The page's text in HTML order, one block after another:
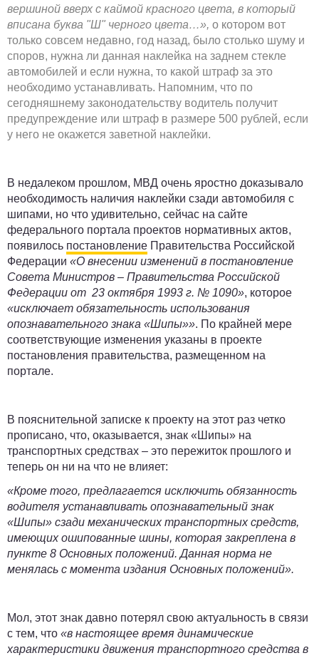
вершиной вверх с каймой красного цвета, в который
вписана буква "Ш" черного цвета…», о котором вот
только совсем недавно, год назад, было столько шуму и
споров, нужна ли данная наклейка на заднем стекле
автомобилей и если нужна, то какой штраф за это
необходимо устанавливать. Напомним, что по
сегодняшнему законодательству водитель получит
предупреждение или штраф в размере 500 рублей, если
у него не окажется заветной наклейки.
В недалеком прошлом, МВД очень яростно доказывало
необходимость наличия наклейки сзади автомобиля с
шипами, но что удивительно, сейчас на сайте
федерального портала проектов нормативных актов,
появилось постановление Правительства Российской
Федерации «О внесении изменений в постановление
Совета Министров – Правительства Российской
Федерации от 23 октября 1993 г. № 1090», которое
«исключает обязательность использования
опознавательного знака «Шипы»». По крайней мере
соответствующие изменения указаны в проекте
постановления правительства, размещенном на
портале.
В пояснительной записке к проекту на этот раз четко
прописано, что, оказывается, знак «Шипы» на
транспортных средствах – это пережиток прошлого и
теперь он ни на что не влияет:
«Кроме того, предлагается исключить обязанность
водителя устанавливать опознавательный знак
«Шипы» сзади механических транспортных средств,
имеющих ошипованные шины, которая закреплена в
пункте 8 Основных положений. Данная норма не
менялась с момента издания Основных положений».
Мол, этот знак давно потерял свою актуальность в связи
с тем, что «в настоящее время динамические
характеристики движения транспортного средства в